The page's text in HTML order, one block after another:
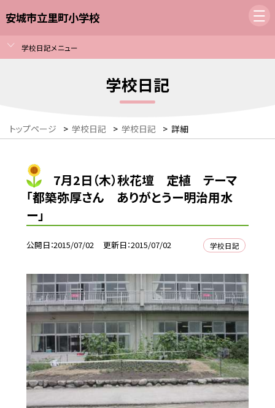
安城市立里町小学校
学校日記メニュー
学校日記
トップページ > 学校日記 > 学校日記 > 詳細
7月2日（木）秋花壇 定植 テーマ
「都築弥厚さん ありがとうー明治用水
ー」
公開日 2015/07/02 更新日 2015/07/02 学校日記